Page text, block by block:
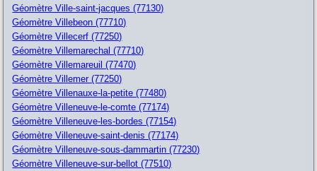
Géomètre Ville-saint-jacques (77130)
Géomètre Villebeon (77710)
Géomètre Villecerf (77250)
Géomètre Villemarechal (77710)
Géomètre Villemareuil (77470)
Géomètre Villemer (77250)
Géomètre Villenauxe-la-petite (77480)
Géomètre Villeneuve-le-comte (77174)
Géomètre Villeneuve-les-bordes (77154)
Géomètre Villeneuve-saint-denis (77174)
Géomètre Villeneuve-sous-dammartin (77230)
Géomètre Villeneuve-sur-bellot (77510)